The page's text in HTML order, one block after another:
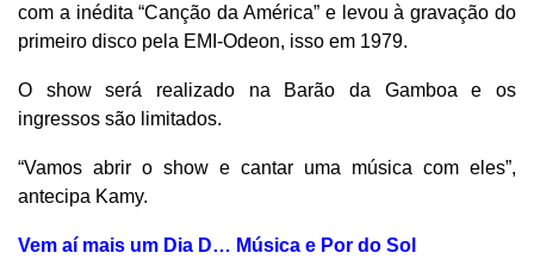
com a inédita “Canção da América” e levou à gravação do
primeiro disco pela EMI-Odeon, isso em 1979.
O show será realizado na Barão da Gamboa e os
ingressos são limitados.
“Vamos abrir o show e cantar uma música com eles”,
antecipa Kamy.
Vem aí mais um Dia D… Música e Por do Sol